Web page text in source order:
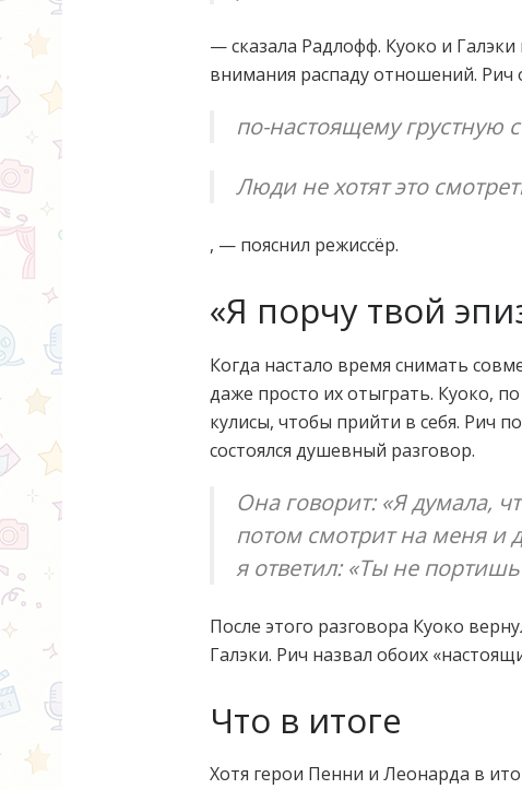
— сказала Радлофф. Куоко и
внимания распаду отношений. Рич
по-настоящему грустную
Люди не хотят это
, — пояснил режиссёр.
«Я порчу твой
Когда настало время снимать
даже просто их отыграть. Куоко,
кулисы, чтобы прийти в себя. Рич
состоялся душевный разговор.
Она говорит: «Я думала,
потом смотрит на меня и
я ответил: «Ты не
После этого разговора Куоко
Галэки. Рич назвал обоих
Что в итоге
Хотя герои Пенни и Леонарда в